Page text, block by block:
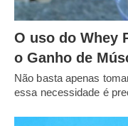
O uso do Whey
o Ganho de
Não basta apenas
essa necessidade é